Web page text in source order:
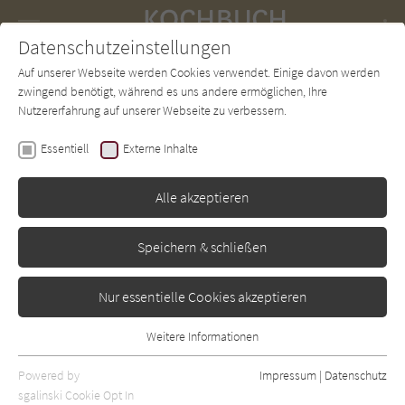
SUCHE Forum Charts Newsletter
Helmut Dudenhöffer
Kartoffeln. 60 Rezepte und
Geschichten rund um die
bunte Knolle
Umschau Erschienen: Januar 2006 Bibliogr. Angaben 0
Datenschutzeinstellungen
Auf unserer Webseite werden Cookies verwendet. Einige davon werden
zwingend benötigt, während es uns andere ermöglichen, Ihre
Nutzererfahrung auf unserer Webseite zu verbessern.
Essentiell Externe Inhalte
Alle akzeptieren
Speichern & schließen
Nur essentielle Cookies akzeptieren
Essentielle Cookies werden für grundlegende Funktionen der
Webseite benötigt. Dadurch ist gewährleistet, dass die Webseite
Weitere Informationen
Powered by
sgalinski Cookie Opt In
Impressum | Datenschutz